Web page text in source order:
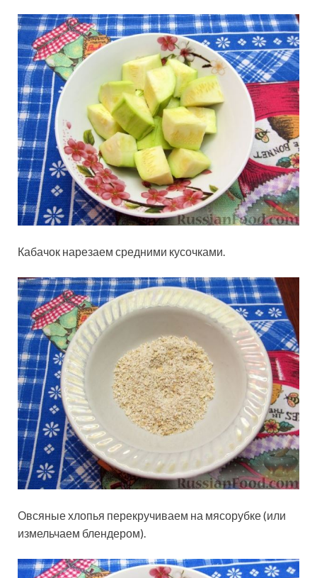
Кабачок нарезаем средними кусочками.
Овсяные хлопья перекручиваем на мясорубке (или
измельчаем блендером).